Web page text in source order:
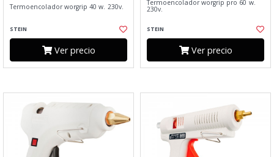
Termoencolador worgrip 40 w. 230v.
STEIN
Ver precio
Termoencolador worgrip pro 60 w.
230v.
STEIN
Ver precio